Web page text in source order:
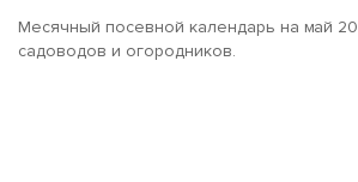
Месячный посевной календарь на май
садоводов и огородников.